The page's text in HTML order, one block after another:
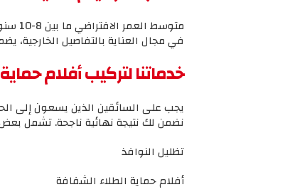
في مجال العناية بالتفاصيل الخارجية،
خدماتنا لتركيب أفلام
يجب على السائقين الذين يسعون إلى
نضمن لك نتيجة نهائية ناجحة. تشمل
تظليل النوافذ
أفلام حماية الطلاء الشفافة